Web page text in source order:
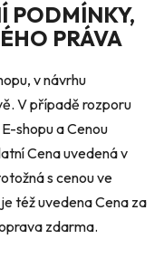
PODMÍNKY,
PRÁVA
v návrhu
V případě rozporu
shopu a Cenou
Cena uvedená v
s cenou ve
též uvedena Cena za
zdarma.